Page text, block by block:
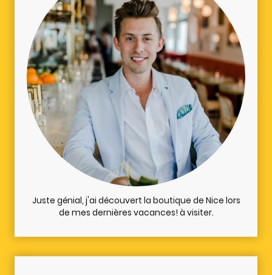
Juste génial, j'ai découvert la boutique de Nice lors
de mes dernières vacances! à visiter.